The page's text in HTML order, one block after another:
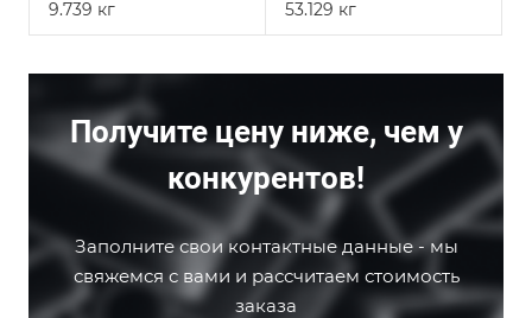
9.739 кг 53.129 кг
Получите цену ниже, чем у
конкурентов!
Заполните свои контактные данные - мы
свяжемся с вами и рассчитаем стоимость
заказа